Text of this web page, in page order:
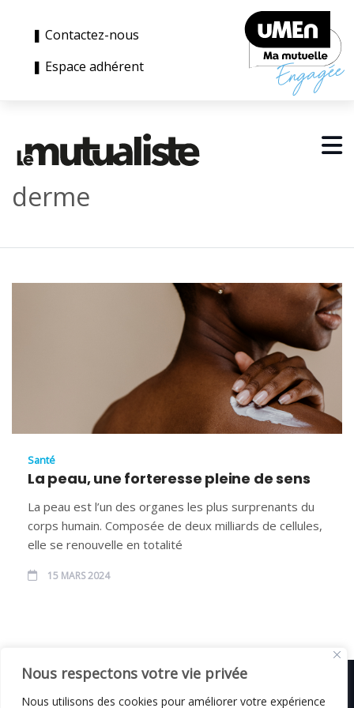
Nous respectons votre vie privée
Nous utilisons des cookies pour améliorer votre expérience
❚ Contactez-nous
❚ Espace adhérent
derme
Santé
La peau, une forteresse pleine de sens
La peau est l’un des organes les plus surprenants du
corps humain. Composée de deux milliards de cellules,
elle se renouvelle en totalité
15 MARS 2024